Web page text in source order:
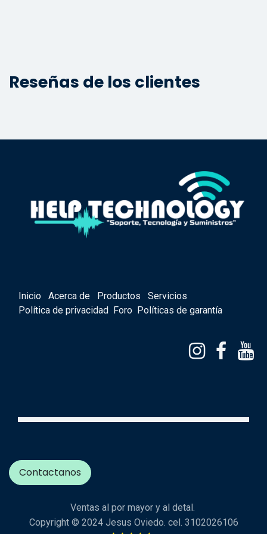
Reseñas de los clientes
Inicio Acerca de Productos
Servicios
Política de privacidad
Foro Políticas de garantía
Contactanos
Ventas al por mayor y al detal.
Copyright © 2024 Jesus Oviedo. cel. 3102026106